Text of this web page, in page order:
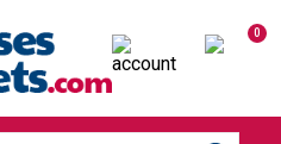
0